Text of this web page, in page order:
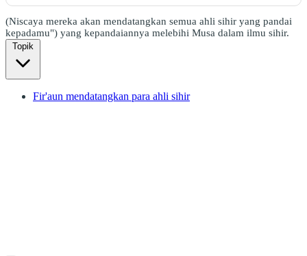
(Niscaya mereka akan mendatangkan semua ahli sihir yang pandai
kepadamu") yang kepandaiannya melebihi Musa dalam ilmu sihir.
Topik
Fir'aun mendatangkan para ahli sihir